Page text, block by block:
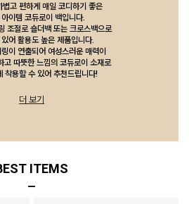
볍고 편하게 매일 코디하기 좋은
이템 코듀로이 백입니다.
조절로 숄더백 또는 크로스백으로
어 활용도 높은 제품입니다.
이 연출되어 여성스러운 매력이
고 따뜻한 느낌의 코듀로이 소재로
착용할 수 있어 추천드립니다!
더 보기
ITEMS